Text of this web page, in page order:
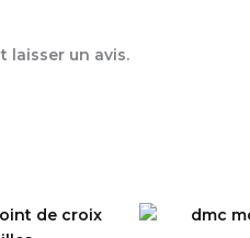
laisser un avis.